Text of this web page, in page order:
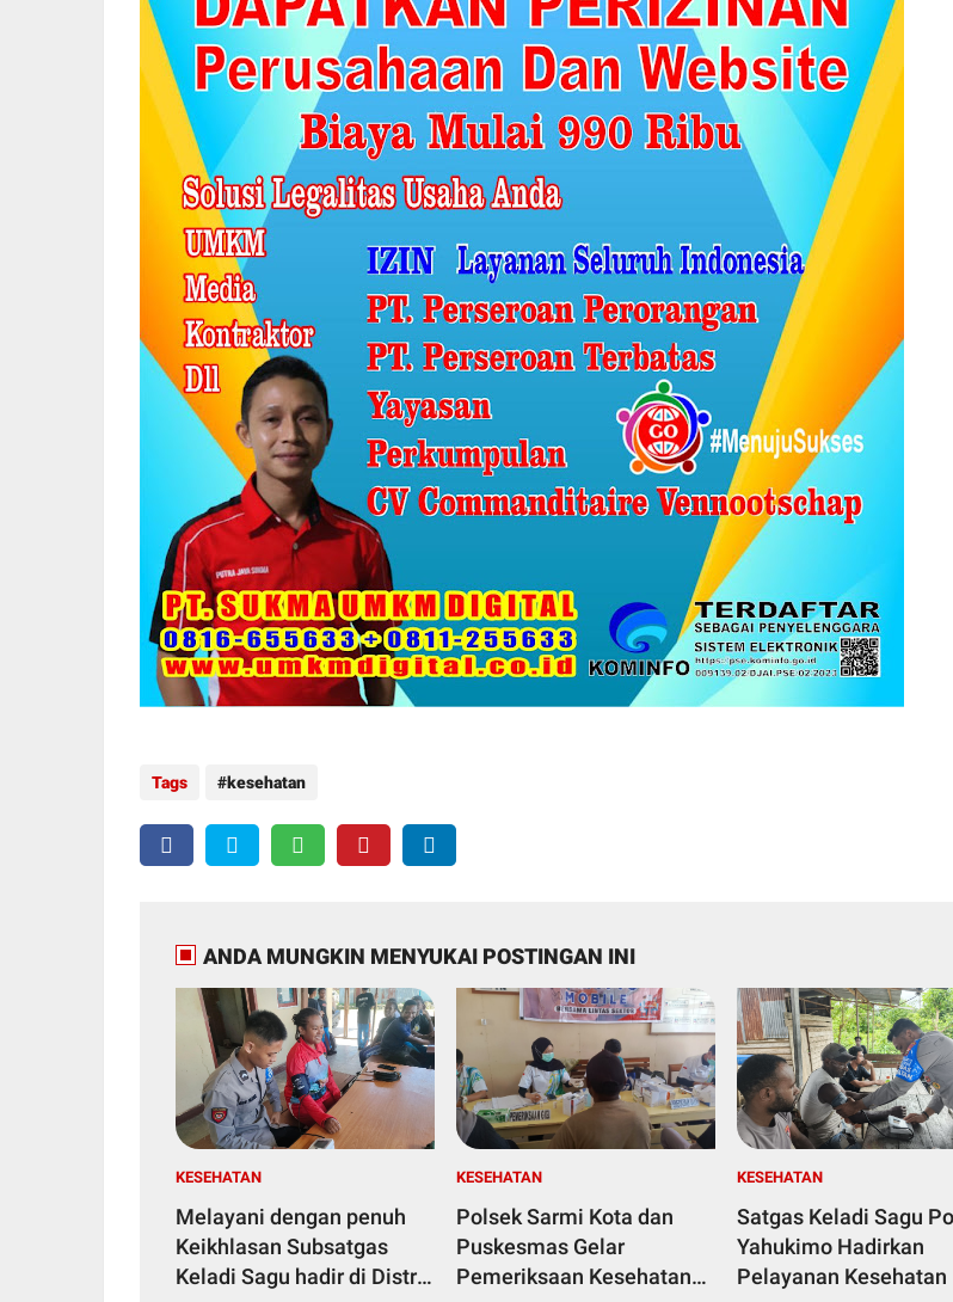
Tags kesehatan
ANDA MUNGKIN MENYUKAI POSTINGAN INI
KESEHATAN
Melayani dengan penuh
Keikhlasan Subsatgas
Keladi Sagu hadir di Distrik
KESEHATAN
Polsek Sarmi Kota dan
Puskesmas Gelar
Pemeriksaan Kesehatan
KESEHATAN
Satgas Keladi Sagu
Yahukimo Hadirkan
Pelayanan Kesehatan